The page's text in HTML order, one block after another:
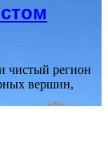
чистый регион
вершин,